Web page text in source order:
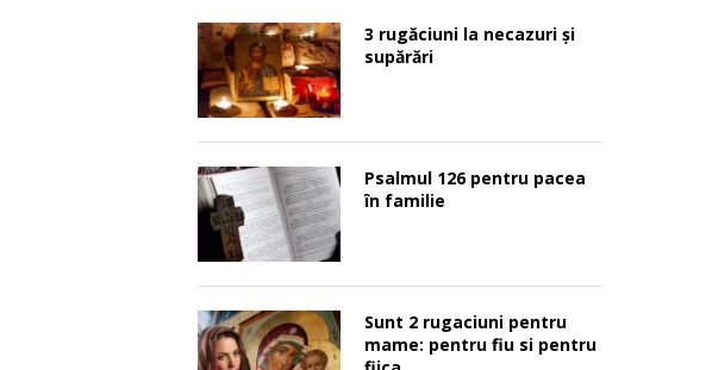
3 rugăciuni la necazuri și
supărări
Psalmul 126 pentru pacea
în familie
Sunt 2 rugaciuni pentru
mame: pentru fiu si pentru